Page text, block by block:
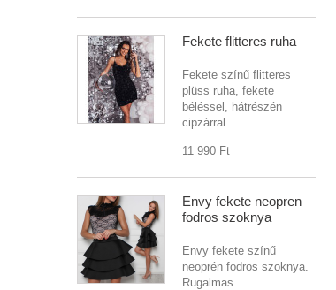
Fekete flitteres ruha
Fekete színű flitteres
plüss ruha, fekete
béléssel, hátrészén
cipzárral....
11 990 Ft‎
Envy fekete neopren
fodros szoknya
Envy fekete színű
neoprén fodros szoknya.
Rugalmas.